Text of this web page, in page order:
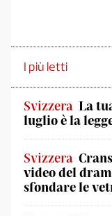
I più letti
Svizzera La
luglio è la
Svizzera
video del
sfondare le